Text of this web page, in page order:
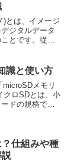
)とは、イメージ
ジタルデータ
とです。従来
します。その
に確認するこ
易です。ま
動フォーカス
搭載されてい
電話やスマー
搭載されるよ
識と使い方
メモリ
クロSDとは、小
ドの規格であ
カードは、SD
、厚さはわず
クロSDカード
仕組みや種
説